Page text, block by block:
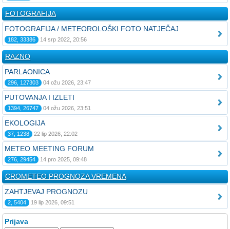
FOTOGRAFIJA
FOTOGRAFIJA / METEOROLOŠKI FOTO NATJEČAJ
182, 33386 14 srp 2022, 20:56
RAZNO
PARLAONICA
296, 127303 04 ožu 2026, 23:47
PUTOVANJA I IZLETI
1394, 26747 04 ožu 2026, 23:51
EKOLOGIJA
37, 1238 22 lip 2026, 22:02
METEO MEETING FORUM
276, 29454 14 pro 2025, 09:48
CROMETEO PROGNOZA VREMENA
ZAHTJEVAJ PROGNOZU
2, 5404 19 lip 2026, 09:51
Prijava